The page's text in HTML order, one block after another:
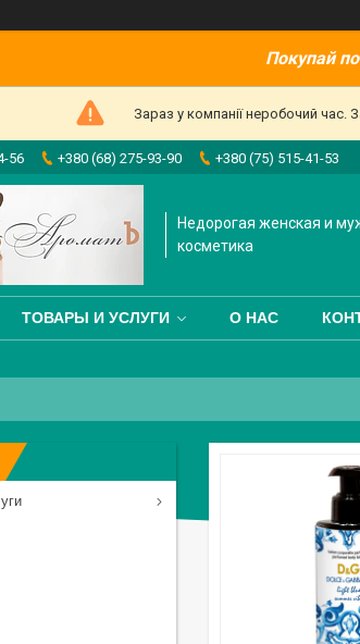
Покупай
Зараз у компанії неробочий
56 +380 (68) 275-93-90 +380 (75) 515-41-53
Недорогая женская и
косметика
ТОВАРЫ И УСЛУГИ О НАС